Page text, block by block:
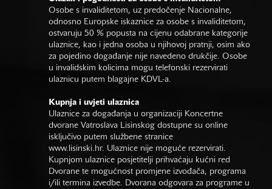
Osobe s invaliditetom, uz predočenje Nacionalne,
odnosno Europske iskaznice za osobe s invaliditetom,
ostvaruju 50 % popusta na cijenu odabrane kategorije
ulaznice, kao i jedna osoba u njihovoj pratnji, osim ako
za pojedino događanje nije navedeno drukčije. Osobe
u invalidskim kolicima mogu telefonski rezervirati
ulaznicu putem blagajne KDVL-a.
Kupnja i uvjeti ulaznica
Ulaznice za događanja u organizaciji Koncertne
dvorane Vatroslava Lisinskog dostupne su online
isključivo putem službene stranice
www.lisinski.hr. Ulaznice nije moguće rezervirati.
Kupnjom ulaznice posjetitelji prihvaćaju kućni red
Dvorane te mogućnost promjene izvođača, programa
i/ili termina izvedbe. Dvorana odgovara za programe u